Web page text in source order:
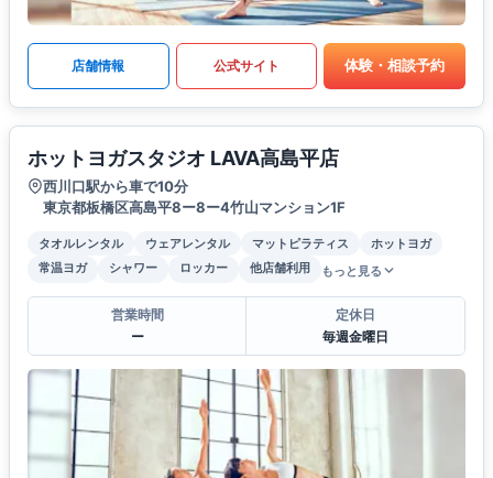
店舗情報 公式サイト 体験・相談予約
ホットヨガスタジオ LAVA高島平店
西川口駅から車で10分
東京都板橋区高島平8ー8ー4竹山マンション1F
タオルレンタル ウェアレンタル マットピラティス
ホットヨガ
常温ヨガ
シャワー ロッカー 他店舗利用 もっと見る
営業時間
ー
定休日
毎週金曜日